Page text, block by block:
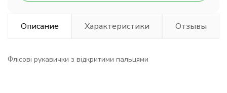
Описание Характеристики Отзывы
Флісові рукавички з відкритими пальцями